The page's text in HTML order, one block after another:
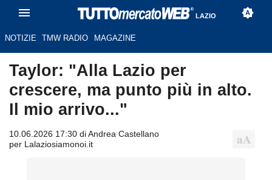
LAZIO
NOTIZIE TMW RADIO MAGAZINE
Taylor: "Alla Lazio per
crescere, ma punto più in alto.
Il mio arrivo..."
10.06.2026 17:30 di Andrea Castellano
per Lalaziosiamonoi.it